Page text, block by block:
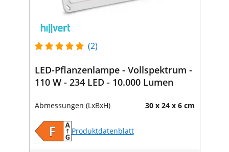
(2)
LED-Pflanzenlampe - Vollspektrum -
110 W - 234 LED - 10.000 Lumen
Abmessungen (LxBxH) 30 x 24 x 6 cm
Produktdatenblatt